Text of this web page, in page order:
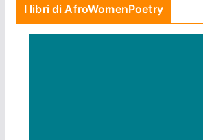
I libri di AfroWomenPoetry